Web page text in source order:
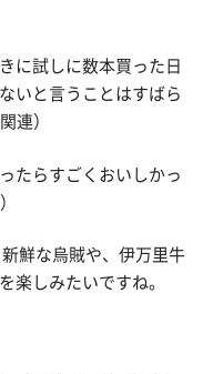
に試しに数本買った日
いと言うことはすばら
連）
たらすごくおいしかっ
鮮な烏賊や、伊万里牛
楽しみたいですね。